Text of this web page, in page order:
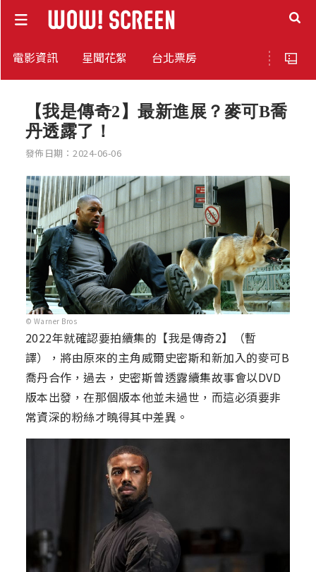
電影資訊 星聞花絮 台北票房
【我是傳奇2】最新進展？麥可B喬
丹透露了！
發佈日期：2024-06-06
© Warner Bros
2022年就確認要拍續集的【我是傳奇2】（暫
譯），將由原來的主角威爾史密斯和新加入的麥可B
喬丹合作，過去，史密斯曾透露續集故事會以DVD
版本出發，在那個版本他並未過世，而這必須要非
常資深的粉絲才曉得其中差異。